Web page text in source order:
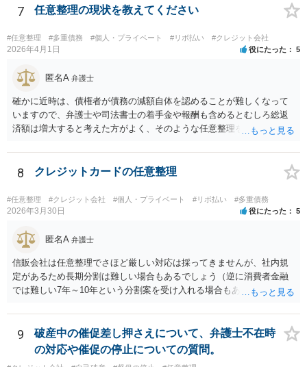
る場合は、 スケジュール感を確認してみてください。 ①●月●日受任
通知発送→②１～２か月で返答かえってくる。報告書作成しはじめる
→③さらに１カ月程度をめどに裁判所に破産申立て など教えてくれる
と思います（個人破産で破産費用も確保できている場合の例示なの
7 任意整理の現状を教えてください
#任意整理 #多重債務 #個人・プライベート #リボ払い #クレジット会社
2026年4月1日 役にたった 5
匿名A 弁護士
確かに近時は、債権者が債務の減額自体を認めることが難しくなって
いますので、弁護士や司法書士の着手金や報酬も含めるとむしろ総返
済額は増大すると考えた方がよく、そのような任意整理をしてかえっ
います。 特に「オーバーローンでない不動産」や「売ると高く売却さ
れる自動車」、「２０万円を超える保険解約返戻金がある保険」など
の資産がなければ、個人再生か自己破産を検討する方が良いと思われ
ます。 このような資産があってもなくても、ココナラで最寄りの債務
整理を取り扱う弁護士に具体的に提示して弁護士に相談すべき事案だ
8 クレジットカードの任意整理
#任意整理 #クレジット会社 #個人・プライベート #リボ払い #多重債務
2026年3月30日 役にたった 5
匿名A 弁護士
信販会社は任意整理でさほど厳しい対応は採ってきませんが、社内規
定があるため長期分割は難しい場合もあるでしょう（逆に消費者金融
では難しい7年～10年という分割案を受け入れる場合もあります）。ま
円、さらに自動車ローンやリフォームローンを負担するとなれば、数
字上は任意整理による解決は（生活再建という見地からは）かなりハ
ードルが高いと思われます。無理な整理案を立案して結果的に破綻し
てしまうと目も当てられない（その間の弁済が勿体ない）ことになっ
9
破産中の催促差し押さえについて、弁護士不在時
の対応や催促の停止についての質問。